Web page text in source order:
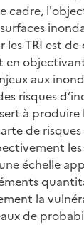
cadre,
TRI est de
en
aux
risques
à produire
de
échelle
la
de